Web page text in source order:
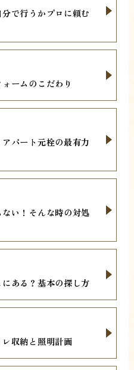
で行うかプロに頼む
ームのこだわり
パート元栓の最有力
い！そんな時の対処
ある？基本の探し方
収納と照明計画